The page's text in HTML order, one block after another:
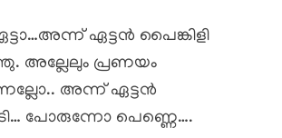
ഏട്ടൻ പൈങ്കിളി
അല്ലേലും പ്രണയം
അന്ന് ഏട്ടൻ
പോരുന്നോ പെണ്ണെ….